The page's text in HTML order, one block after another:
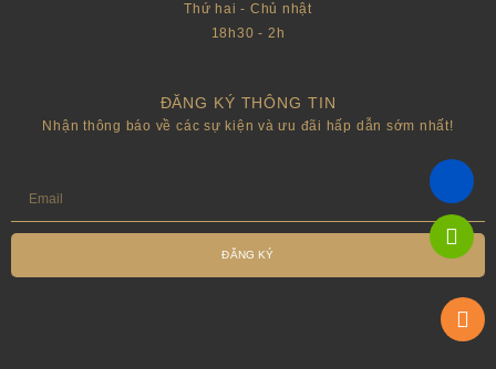
Thứ hai - Chủ nhật
18h30 - 2h
ĐĂNG KÝ THÔNG TIN
Nhận thông báo về các sự kiện và ưu đãi hấp dẫn sớm nhất!
ĐĂNG KÝ